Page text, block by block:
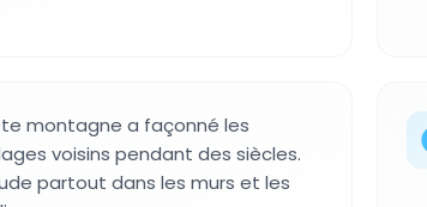
montagne a façonné les
voisins pendant des siècles.
partout dans les murs et les